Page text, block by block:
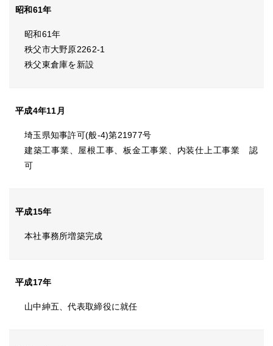
昭和61年
昭和61年
秩父市大野原2262-1
秩父東倉庫を新設
平成4年11月
埼玉県知事許可(般-4)第21977号
建築工事業、屋根工事、板金工事業、内装仕上工事業 認
可
平成15年
本社事務所増築完成
平成17年
山中紳五、代表取締役に就任